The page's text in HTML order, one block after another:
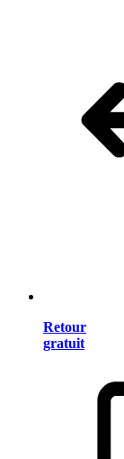
Retour
gratuit